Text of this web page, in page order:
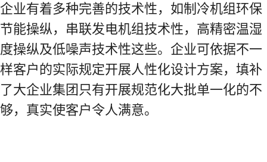
企业有着多种完善的技术性，如制冷机组环保
节能操纵，串联发电机组技术性，高精密温湿
度操纵及低噪声技术性这些。企业可依据不一
样客户的实际规定开展人性化设计方案，填补
了大企业集团只有开展规范化大批单一化的不
够，真实使客户令人满意。